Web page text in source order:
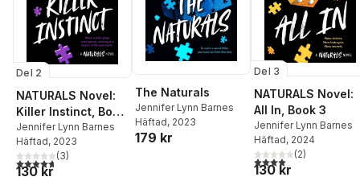
Del 2
NATURALS Novel:
Killer Instinct, Book
2
Jennifer Lynn Barnes
Häftad, 2023
4,7utav 5 stjärnor. Totalt antal röster:
(3)
130 kr
The Naturals
Jennifer Lynn Barnes
Häftad, 2023
179 kr
Del 3
NATURALS Novel:
All In, Book 3
Jennifer Lynn Barnes
Häftad, 2024
4,0utav 5 stjärnor.
(2)
130 kr